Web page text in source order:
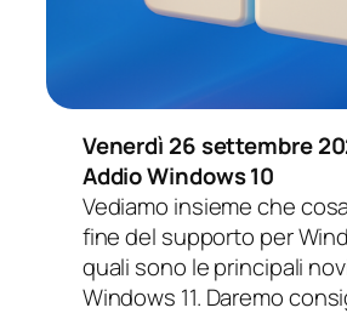
Venerdì 26 settembre
Addio Windows 10
Vediamo insieme che
fine del supporto per
quali sono le principali
Windows 11. Daremo